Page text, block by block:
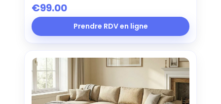
€99.00
Prendre RDV en ligne